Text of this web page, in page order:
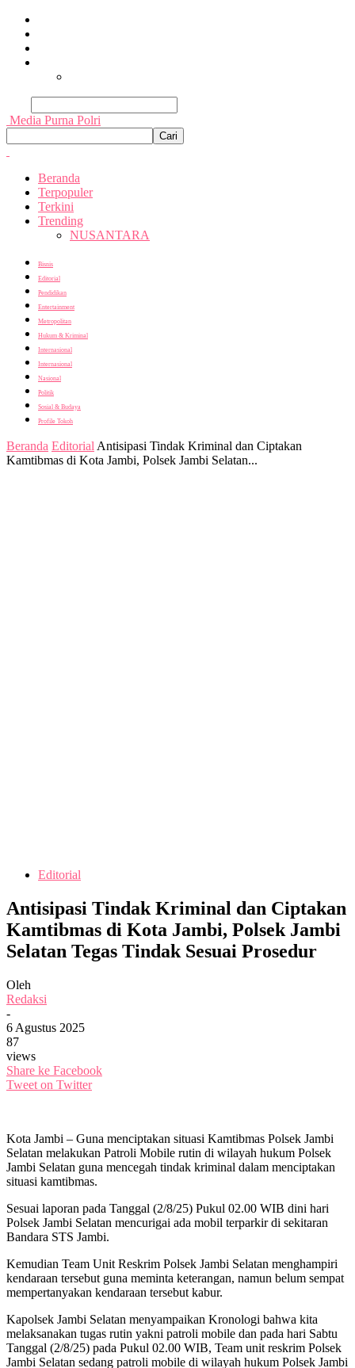
Media Purna Polri
Beranda
Terpopuler
Terkini
Trending
NUSANTARA
Bisnis
Editorial
Pendidikan
Entertainment
Metropolitan
Hukum & Kriminal
Internasional
Internasional
Nasional
Politik
Sosial & Budaya
Profile Tokoh
Beranda Editorial Antisipasi Tindak Kriminal dan Ciptakan
Kamtibmas di Kota Jambi, Polsek Jambi Selatan...
Editorial
Antisipasi Tindak Kriminal dan Ciptakan
Kamtibmas di Kota Jambi, Polsek Jambi
Selatan Tegas Tindak Sesuai Prosedur
Oleh
Redaksi
-
6 Agustus 2025
87
views
Share ke Facebook
Tweet on Twitter
Kota Jambi – Guna menciptakan situasi Kamtibmas Polsek Jambi
Selatan melakukan Patroli Mobile rutin di wilayah hukum Polsek
Jambi Selatan guna mencegah tindak kriminal dalam menciptakan
situasi kamtibmas.
Sesuai laporan pada Tanggal (2/8/25) Pukul 02.00 WIB dini hari
Polsek Jambi Selatan mencurigai ada mobil terparkir di sekitaran
Bandara STS Jambi.
Kemudian Team Unit Reskrim Polsek Jambi Selatan menghampiri
kendaraan tersebut guna meminta keterangan, namun belum sempat
mempertanyakan kendaraan tersebut kabur.
Kapolsek Jambi Selatan menyampaikan Kronologi bahwa kita
melaksanakan tugas rutin yakni patroli mobile dan pada hari Sabtu
Tanggal (2/8/25) pada Pukul 02.00 WIB, Team unit reskrim Polsek
Jambi Selatan sedang patroli mobile di wilayah hukum Polsek Jambi